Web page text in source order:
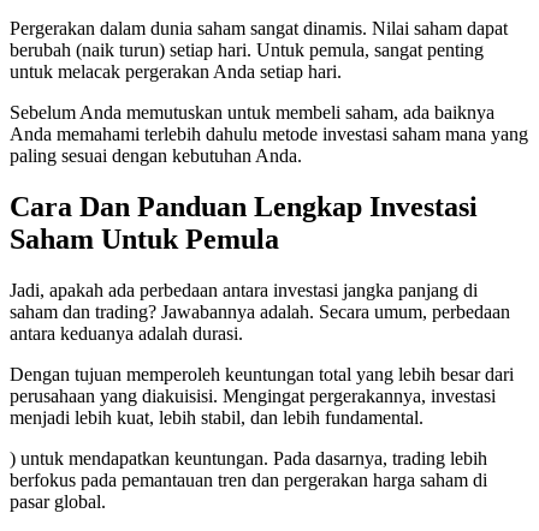
Pergerakan dalam dunia saham sangat dinamis. Nilai saham dapat
berubah (naik turun) setiap hari. Untuk pemula, sangat penting
untuk melacak pergerakan Anda setiap hari.
Sebelum Anda memutuskan untuk membeli saham, ada baiknya
Anda memahami terlebih dahulu metode investasi saham mana yang
paling sesuai dengan kebutuhan Anda.
Cara Dan Panduan Lengkap Investasi
Saham Untuk Pemula
Jadi, apakah ada perbedaan antara investasi jangka panjang di
saham dan trading? Jawabannya adalah. Secara umum, perbedaan
antara keduanya adalah durasi.
Dengan tujuan memperoleh keuntungan total yang lebih besar dari
perusahaan yang diakuisisi. Mengingat pergerakannya, investasi
menjadi lebih kuat, lebih stabil, dan lebih fundamental.
) untuk mendapatkan keuntungan. Pada dasarnya, trading lebih
berfokus pada pemantauan tren dan pergerakan harga saham di
pasar global.